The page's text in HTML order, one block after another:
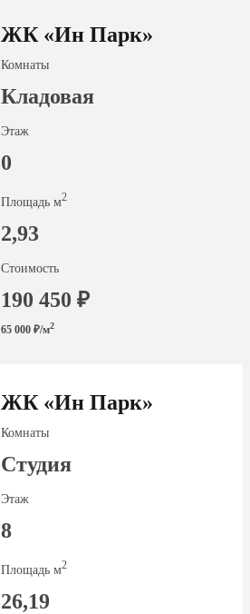
ЖК «Ин Парк»
Комнаты
Кладовая
Этаж
0
Площадь м2
2,93
Стоимость
190 450 ₽
65 000 ₽/м2
ЖК «Ин Парк»
Комнаты
Студия
Этаж
8
Площадь м2
26,19